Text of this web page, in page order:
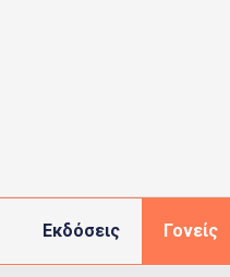
Εκδόσεις Γονείς